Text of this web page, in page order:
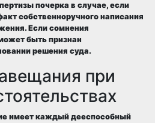
почерка в случае, если
собственноручного написания
Если сомнения
быть признан
решения суда.
при
имеет каждый дееспособный